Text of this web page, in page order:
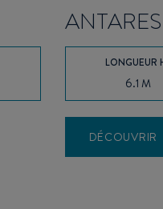
LONGUEUR
6.1 M
DÉCOUVRIR